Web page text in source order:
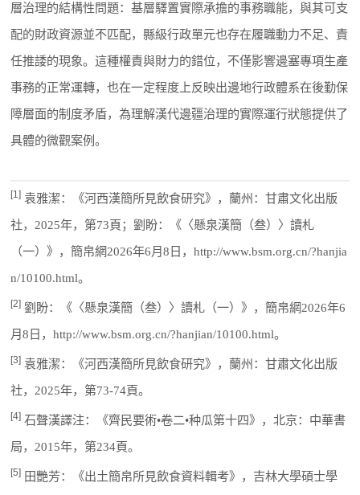
層治理的結構性問題：基層驛置實際承擔的事務職能，與其可支
配的財政資源並不匹配，縣級行政單元也存在履職動力不足、責
任推諉的現象。這種權責與財力的錯位，不僅影響邊塞專項生產
事務的正常運轉，也在一定程度上反映出邊地行政體系在後勤保
障層面的制度矛盾，為理解漢代邊疆治理的實際運行狀態提供了
具體的微觀案例。
[1] 袁雅潔：《河西漢簡所見飲食研究》，蘭州：甘肅文化出版
社，2025年，第73頁；劉盼：《〈懸泉漢簡（叁）〉讀札
（一）》，簡帛網2026年6月8日，http://www.bsm.org.cn/?hanjia
n/10100.html。
[2] 劉盼：《〈懸泉漢簡（叁）〉讀札（一）》，簡帛網2026年6
月8日，http://www.bsm.org.cn/?hanjian/10100.html。
[3] 袁雅潔：《河西漢簡所見飲食研究》，蘭州：甘肅文化出版
社，2025年，第73-74頁。
[4] 石聲漢譯注：《齊民要術•卷二•种瓜第十四》，北京：中華書
局，2015年，第234頁。
[5] 田艷芳：《出土簡帛所見飲食資料輯考》，吉林大學碩士學